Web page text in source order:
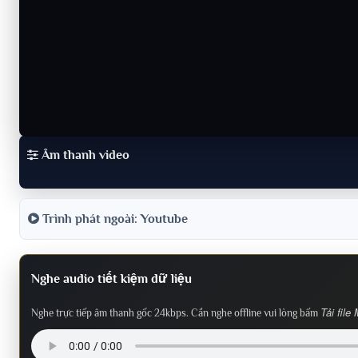
Âm thanh video
Trình phát ngoài: Youtube
Nghe audio tiết kiệm dữ liệu
Nghe trực tiếp âm thanh gốc 24kbps. Cần nghe offline vui lòng bấm Tải file